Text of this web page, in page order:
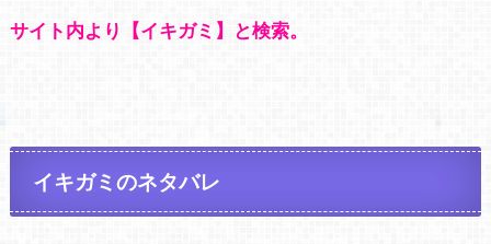
サイト内より【イキガミ】と検索。
イキガミのネタバレ